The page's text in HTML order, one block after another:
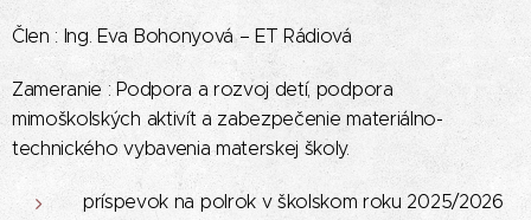
Člen : Ing. Eva Bohonyová – ET Rádiová
Zameranie : Podpora a rozvoj detí, podpora
mimoškolských aktivít a zabezpečenie materiálno-
technického vybavenia materskej školy.
príspevok na polrok v školskom roku 2025/2026